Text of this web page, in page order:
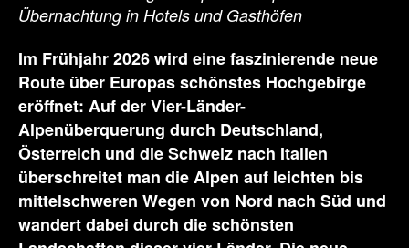
Übernachtung in Hotels und Gasthöfen
Im Frühjahr 2026 wird eine faszinierende neue
Route über Europas schönstes Hochgebirge
eröffnet: Auf der Vier-Länder-
Alpenüberquerung durch Deutschland,
Österreich und die Schweiz nach Italien
überschreitet man die Alpen auf leichten bis
mittelschweren Wegen von Nord nach Süd und
wandert dabei durch die schönsten